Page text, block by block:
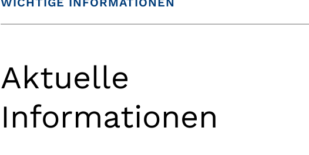
Aktuelle
Informationen
anzupassen. Diese Daten werden
statistischen Zwecken ausgewertet werden, wobei
unter einem Pseudonym Nutzungsprofile
es sich um kleine Textdateien, die lokal im
werden. Die Cookies ermöglichen die